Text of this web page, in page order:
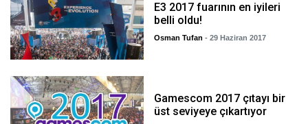
E3 2017 fuarının en iyileri
belli oldu!
Osman Tufan - 29 Haziran 2017
Gamescom 2017 çıtayı bir
üst seviyeye çıkartıyor